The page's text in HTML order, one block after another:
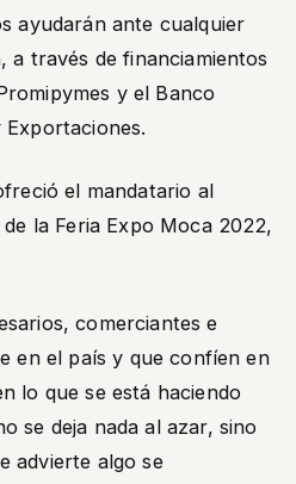
ayudarán ante cualquier
a través de financiamientos
y el Banco
el mandatario al
la Feria Expo Moca 2022,
comerciantes e
en el país y que confíen en
lo que se está haciendo
se deja nada al azar, sino
advierte algo se